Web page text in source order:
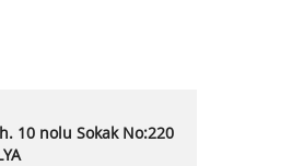
10 nolu Sokak No:220